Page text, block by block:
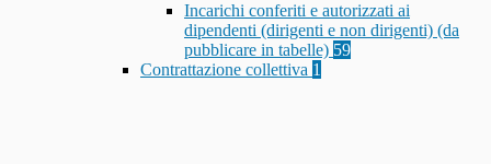
Incarichi conferiti e autorizzati ai
dipendenti (dirigenti e non dirigenti) (da
pubblicare in tabelle) 59
Contrattazione collettiva 1